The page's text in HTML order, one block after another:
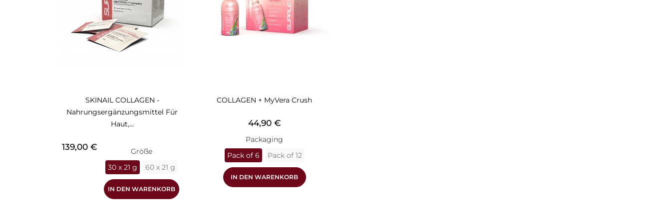
SKINAIL COLLAGEN -
Nahrungsergänzungsmittel Für
Haut,...
Preis
139,00 €
Größe
30 x 21 g
60 x 21 g
IN DEN WARENKORB
COLLAGEN + MyVera Crush
Preis
44,90 €
Packaging
Pack of 6
Pack of 12
IN DEN WARENKORB